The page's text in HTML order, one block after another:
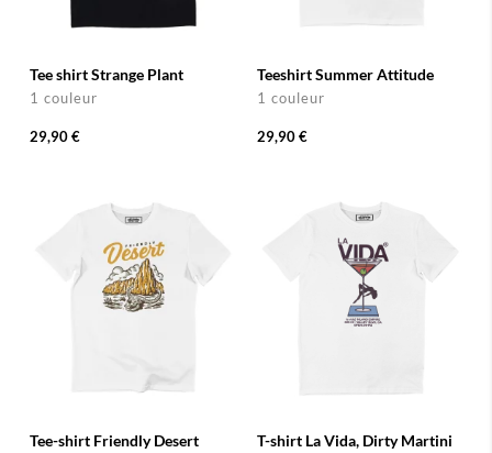
Tee shirt Strange Plant
1 couleur
29,90 €
Teeshirt Summer Attitude
1 couleur
29,90 €
Tee-shirt Friendly Desert T-shirt La Vida, Dirty Martini